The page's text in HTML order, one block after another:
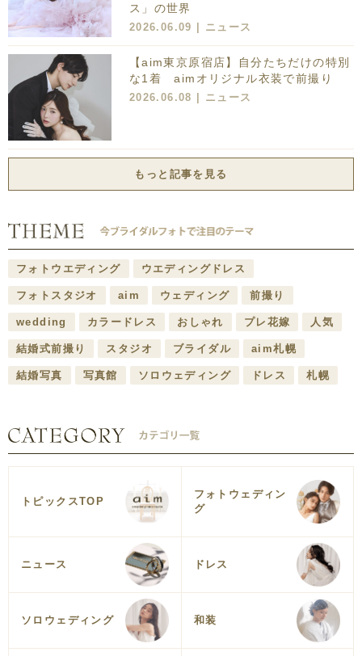
ス」の世界
2026.06.09 | ニュース
【aim東京原宿店】自分たちだけの特別
な1着 aimオリジナル衣装で前撮り
2026.06.08 | ニュース
もっと記事を見る
フォトウエディング ウエディングドレス
フォトスタジオ aim ウェディング 前撮り
wedding カラードレス おしゃれ プレ花嫁 人気
結婚式前撮り スタジオ ブライダル aim札幌
結婚写真 写真館 ソロウェディング ドレス 札幌
トピックスTOP
フォトウェディン
グ
ニュース ドレス
ソロウェディング 和装